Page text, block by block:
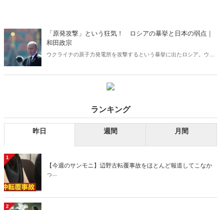
「原発攻撃」という狂気！ ロシアの暴挙と日本の弱点｜
和田政宗
ウクライナの原子力発電所を攻撃するという暴挙に出たロシア。ウク
実行していくべきである。議論することすら許されなければ、日本を
攻撃、侵略しようとする国にとってこれほど有難いことはないだろ
ランキング
昨日 週間 月間
1
【今週のサンモニ】辺野古転覆事故をほとんど報道してこなか
っ...
2